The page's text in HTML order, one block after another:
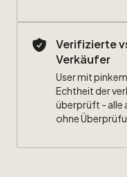
Verifizierte
Verkäufer
User mit
Echtheit der
überprüft - alle
ohne